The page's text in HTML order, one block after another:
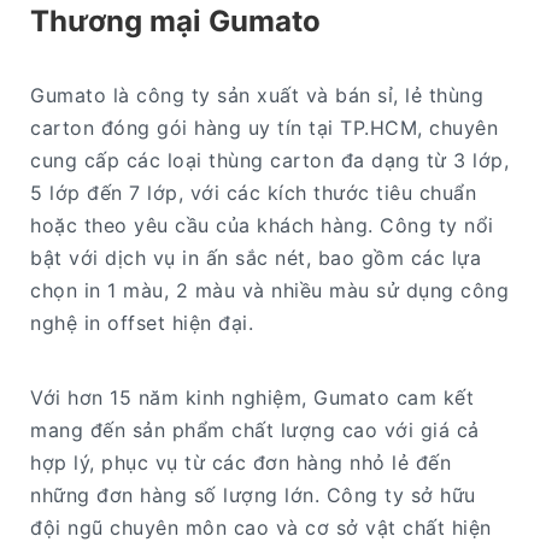
Thương mại Gumato
Gumato là công ty sản xuất và bán sỉ, lẻ thùng
carton đóng gói hàng uy tín tại TP.HCM, chuyên
cung cấp các loại thùng carton đa dạng từ 3 lớp,
5 lớp đến 7 lớp, với các kích thước tiêu chuẩn
hoặc theo yêu cầu của khách hàng. Công ty nổi
bật với dịch vụ in ấn sắc nét, bao gồm các lựa
chọn in 1 màu, 2 màu và nhiều màu sử dụng công
nghệ in offset hiện đại.
Với hơn 15 năm kinh nghiệm, Gumato cam kết
mang đến sản phẩm chất lượng cao với giá cả
hợp lý, phục vụ từ các đơn hàng nhỏ lẻ đến
những đơn hàng số lượng lớn. Công ty sở hữu
đội ngũ chuyên môn cao và cơ sở vật chất hiện